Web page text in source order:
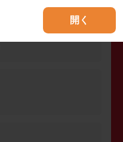
開く